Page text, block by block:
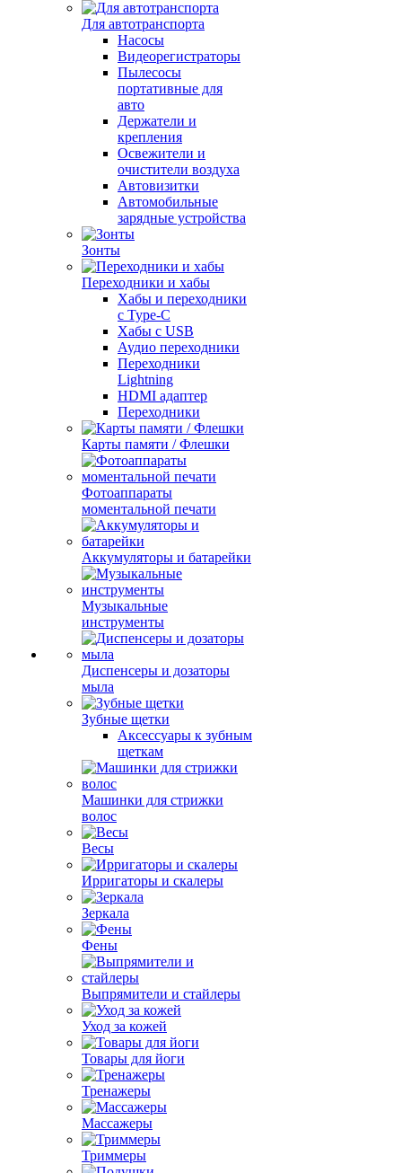
Для автотранспорта
Насосы
Видеорегистраторы
Пылесосы
портативные для
авто
Держатели и
крепления
Освежители и
очистители воздуха
Автовизитки
Автомобильные
зарядные устройства
Зонты
Переходники и хабы
Хабы и переходники
с Type-C
Хабы с USB
Аудио переходники
Переходники
Lightning
HDMI адаптер
Переходники
Карты памяти / Флешки
Фотоаппараты
моментальной печати
Аккумуляторы и батарейки
Музыкальные
инструменты
Диспенсеры и дозаторы
мыла
Зубные щетки
Аксессуары к зубным
щеткам
Машинки для стрижки
волос
Весы
Ирригаторы и скалеры
Зеркала
Фены
Выпрямители и стайлеры
Уход за кожей
Товары для йоги
Тренажеры
Массажеры
Триммеры